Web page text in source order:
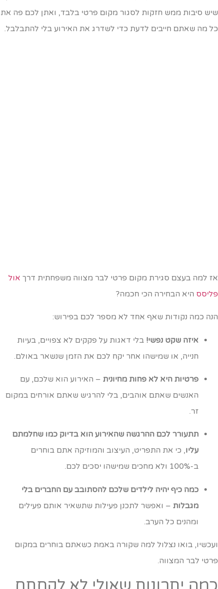
סיבות ממש חזקות לסגור מקום פרטי בלבד, ואתן לכם פה את
מה שאתם חייבים לדעת כדי לשדרג את האירוע בלי להתבלבל.
למה בעצם סגירת מקום פרטי לבר מצווה משפחתית דרךאול
היא הבחירה הכי חכמה?
כמה נקודות שאף אחד לא מספר לכם בפירוש:
איזה שקט נפשי!בלי דאגות על פקקים לא צפויים, בעיות
חנייה, או שמישהו אחר יקח לכם את הזמן שנשאר באולם.
פרטיות היא לא פחות מחיונית– האירוע הוא שלכם, עם
האנשים שאתם אוהבים, בלי להרגיש שאתם אורחים במקום
זר.
תתעורר לכם ההרגשה שהאירוע הוא בדיוק כמו שחלמתם
עליו, כי את התפריט, העיצוב והמוזיקה אתם בוחרים
ב-100% ולא מחכים שמישהו יסכים לכם.
כמה כיף יהיה לילדים שלכם להסתובב עם החברים בלי
מגבלות– ואפשר לתכנן פעילות שתשאיר אותם פעילים
ומהנים כל הערב.
בואו נצלול למה שקורה באמת כשאתם בוחרים במקום
לבר המצווה.